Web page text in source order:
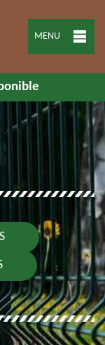
MENU